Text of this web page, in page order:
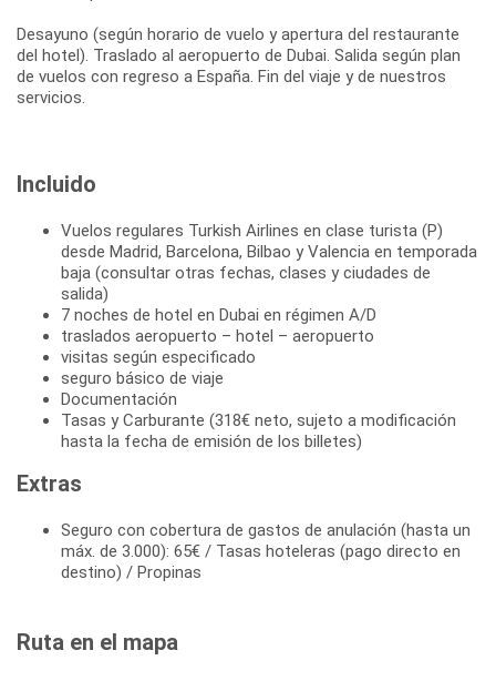
Desayuno (según horario de vuelo y apertura del restaurante
del hotel). Traslado al aeropuerto de Dubai. Salida según plan
de vuelos con regreso a España. Fin del viaje y de nuestros
servicios.
Incluido
Vuelos regulares Turkish Airlines en clase turista (P)
desde Madrid, Barcelona, Bilbao y Valencia en temporada
baja (consultar otras fechas, clases y ciudades de
salida)
7 noches de hotel en Dubai en régimen A/D
traslados aeropuerto – hotel – aeropuerto
visitas según especificado
seguro básico de viaje
Documentación
Tasas y Carburante (318€ neto, sujeto a modificación
hasta la fecha de emisión de los billetes)
Extras
Seguro con cobertura de gastos de anulación (hasta un
máx. de 3.000): 65€ / Tasas hoteleras (pago directo en
destino) / Propinas
Ruta en el mapa